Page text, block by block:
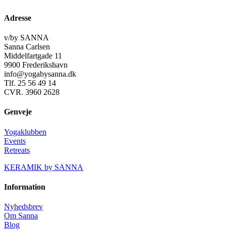
Adresse
v/by SANNA
Sanna Carlsen
Middelfartgade 11
9900 Frederikshavn
info@yogabysanna.dk
Tlf. 25 56 49 14
CVR. 3960 2628
Genveje
Yogaklubben
Events
Retreats
KERAMIK by SANNA
Information
Nyhedsbrev
Om Sanna
Blog